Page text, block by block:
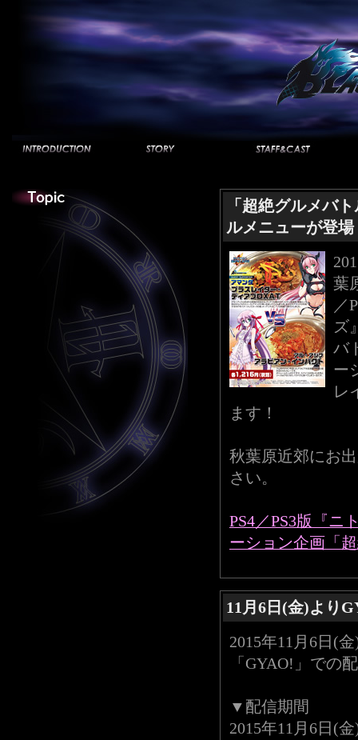
「超絶グルメバ
ルメニューが登場
葉
／
ズ
バ
ー
レ
ます！
秋葉原近郊にお
さい。
PS4／PS3版『ニ
ーション企画「
11月6日(金)より
2015年11月6日(
「GYAO!」での
▼配信期間
2015年11月6日(